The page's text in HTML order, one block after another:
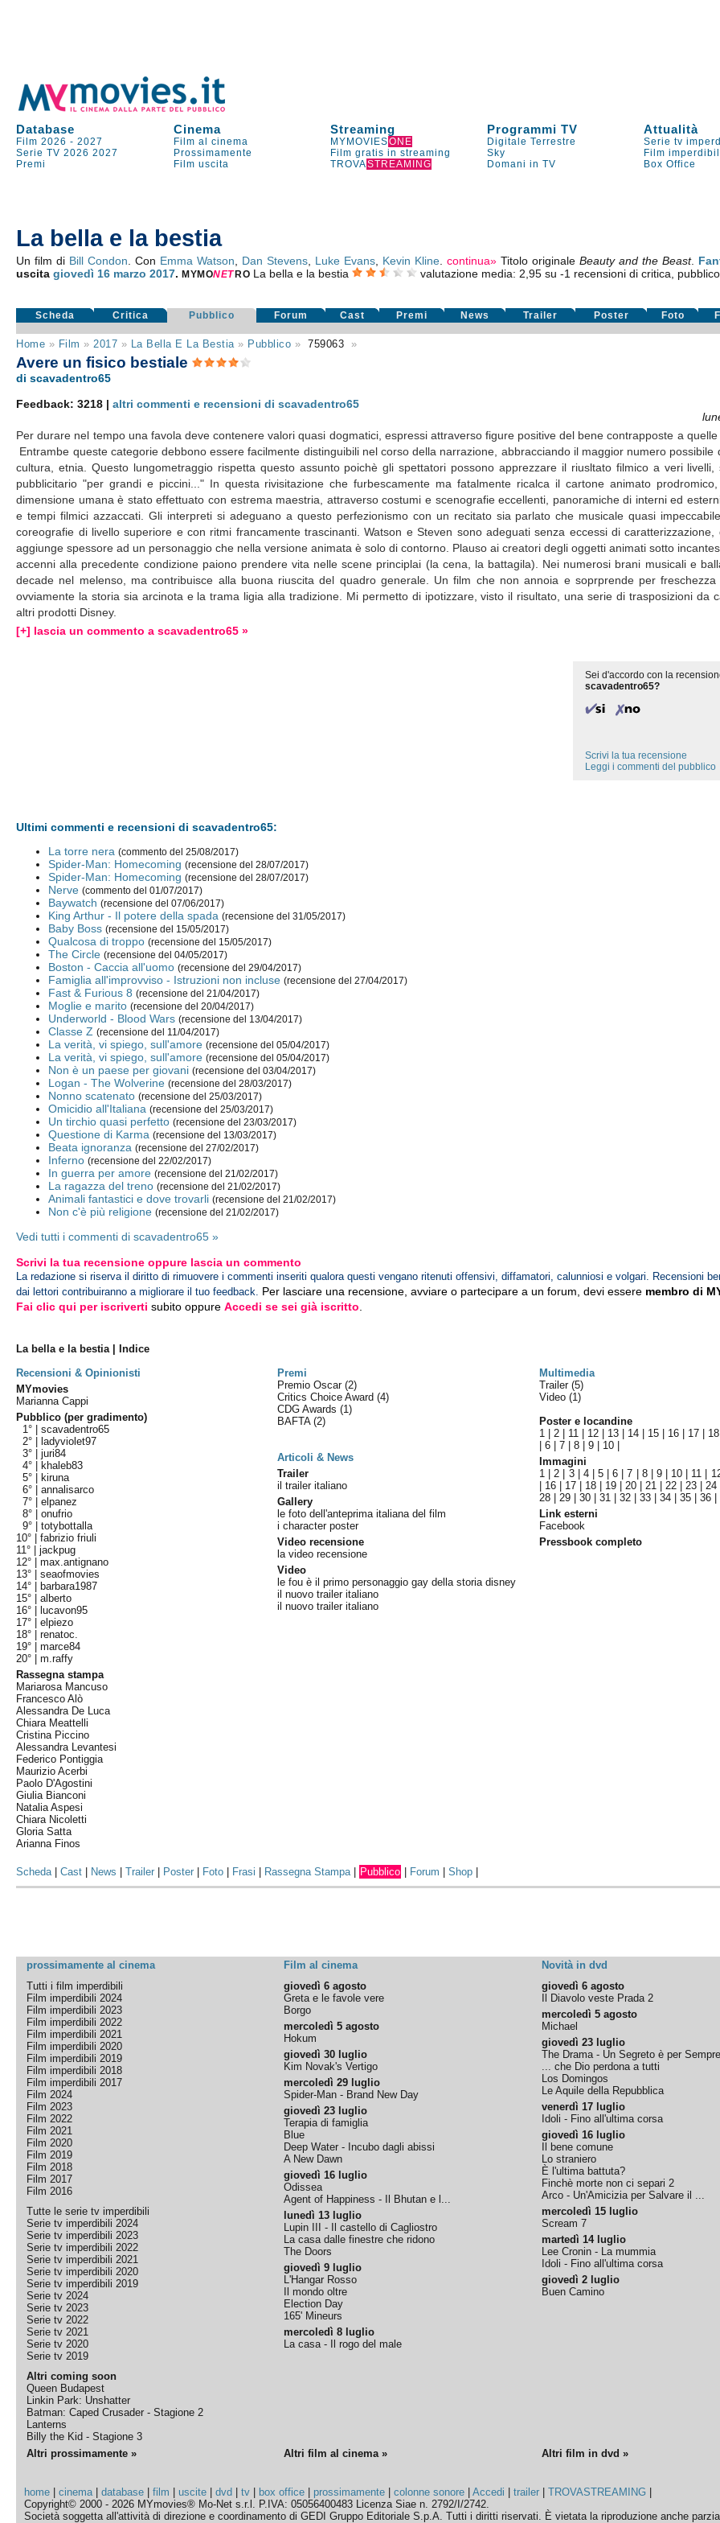
Database Cinema Streaming Programmi TV Attualità
Film 2026 -2027 Film al cinema MYMOVIESONE Digitale Terrestre Serie tv
Serie TV 2026 2027 Prossimamente Film gratis in streaming Sky Film
Premi
Film uscita TROVASTREAMING Domani in TV Box Office
La bella e la bestia
Un film di Bill Condon . Con Emma Watson Dan Stevens Luke Evans Kevin Kline .continua» Titolo originaleBeauty and the Beast.
uscitagiovedì 16 marzo 2017.MYMONET RO La bella e la bestia valutazione media: 2,95 su -1 recensioni di critica,
Scheda Critica Pubblico Forum Cast Premi News Trailer Poster Foto
Home » Film » 2017 » La Bella E La Bestia» Pubblico » 759063 »
Avere un fisico bestiale
di scavadentro65
Feedback: 3218 |altri commenti e recensioni di scavadentro65
Per durare nel tempo una favola deve contenere valori quasi dogmatici, espressi attraverso figure positive del bene contrapposte a quelle
Entrambe queste categorie debbono essere facilmente distinguibili nel corso della narrazione, abbracciando il maggior numero possibile
cultura, etnia. Questo lungometraggio rispetta questo assunto poichè gli spettatori possono apprezzare il riusltato filmico a veri livelli,
pubblicitario "per grandi e piccini..." In questa rivisitazione che furbescamente ma fatalmente ricalca il cartone animato
dimensione umana è stato effettuato con estrema maestria, attraverso costumi e scenografie eccellenti, panoramiche di interni ed
e tempi filmici azzaccati. Gli interpreti si adeguano a questo perfezionismo con un recitato sia parlato che musicale quasi
coreografie di livello superiore e con ritmi francamente trascinanti. Watson e Steven sono adeguati senza eccessi di
aggiunge spessore ad un personaggio che nella versione animata è solo di contorno. Plauso ai creatori degli oggetti animati sotto
accenni alla precedente condizione paiono prendere vita nelle scene principlai (la cena, la battagila). Nei numerosi brani musicali e
decade nel melenso, ma contribuisce alla buona riuscita del quadro generale. Un film che non annoia e soprprende per
ovviamente la storia sia arcinota e la trama ligia alla tradizione. Mi permetto di ipotizzare, visto il risultato, una serie di trasposizioni da
altri prodotti Disney.
[+] lascia un commento a scavadentro65 »
Sei d'accordo con la
scavadentro65?
Scrivi la tua recensione
Leggi i commenti del pubblico
Ultimi commenti e recensioni di scavadentro65:
La torre nera (commento del 25/08/2017)
Spider-Man: Homecoming (recensione del 28/07/2017)
Spider-Man: Homecoming (recensione del 28/07/2017)
Nerve (commento del 01/07/2017)
Baywatch (recensione del 07/06/2017)
King Arthur - Il potere della spada (recensione del 31/05/2017)
Baby Boss (recensione del 15/05/2017)
Qualcosa di troppo (recensione del 15/05/2017)
The Circle (recensione del 04/05/2017)
Boston - Caccia all'uomo (recensione del 29/04/2017)
Famiglia all'improvviso - Istruzioni non incluse (recensione del 27/04/2017)
Fast & Furious 8 (recensione del 21/04/2017)
Moglie e marito (recensione del 20/04/2017)
Underworld - Blood Wars (recensione del 13/04/2017)
Classe Z (recensione del 11/04/2017)
La verità, vi spiego, sull'amore (recensione del 05/04/2017)
La verità, vi spiego, sull'amore (recensione del 05/04/2017)
Non è un paese per giovani (recensione del 03/04/2017)
Logan - The Wolverine (recensione del 28/03/2017)
Nonno scatenato (recensione del 25/03/2017)
Omicidio all'Italiana (recensione del 25/03/2017)
Un tirchio quasi perfetto (recensione del 23/03/2017)
Questione di Karma (recensione del 13/03/2017)
Beata ignoranza (recensione del 27/02/2017)
Inferno (recensione del 22/02/2017)
In guerra per amore (recensione del 21/02/2017)
La ragazza del treno (recensione del 21/02/2017)
Animali fantastici e dove trovarli (recensione del 21/02/2017)
Non c'è più religione (recensione del 21/02/2017)
Vedi tutti i commenti di scavadentro65 »
Scrivi la tua recensione oppure lascia un commento
La redazione si riserva il diritto di rimuovere i commenti inseriti qualora questi vengano ritenuti offensivi, diffamatori, calunniosi e volgari. Recensioni
dai lettori contribuiranno a migliorare il tuo feedback. Per lasciare una recensione, avviare o partecipare a un forum, devi essere membro di
Fai clic qui per iscriverti subito oppureAccedi se sei già iscritto
La bella e la bestia | Indice
Recensioni & Opinionisti
Premi Multimedia
MYmovies
Marianna Cappi
Pubblico (per gradimento)
1° |scavadentro65
2° |
ladyviolet97
3° |juri84
4° |
khaleb83
5° |
kiruna
6° |annalisarco
7° |elpanez
8° |onufrio
9° |totybottalla
10° |fabrizio friuli
11° |jackpug
12° |max.antignano
13° |seaofmovies
14° |
barbara1987
15° |alberto
16° |
lucavon95
17° |elpiezo
18° |renatoc.
19° |marce84
20° |m.raffy
Rassegna stampa
Mariarosa Mancuso
Francesco Alò
Alessandra De Luca
Chiara Meattelli
Cristina Piccino
Alessandra Levantesi
Federico Pontiggia
Maurizio Acerbi
Paolo D'Agostini
Giulia Bianconi
Natalia Aspesi
Chiara Nicoletti
Gloria Satta
Arianna Finos
Premio Oscar(2)
Critics Choice Award(4)
CDG Awards(1)
BAFTA(2)
Articoli & News
Trailer
il trailer italiano
Gallery
le foto dell'anteprima italiana del film
i character poster
Video recensione
la video recensione
Video
le fou è il primo personaggio gay della storia disney
il nuovo trailer italiano
il nuovo trailer italiano
Trailer (5)
Video (1)
Poster e locandine
1 |2 11 12 13 14 15 16 17 18
|6 |7 |8 |9 10
Immagini
1 |2 3| 4|5 |6 |7 8| 9| 10 11
16 17 18 19 |20 |21 |22 |23 |24
28 |29 |30 |31 |32 |33 |34 |35 |36 |
Link esterni
Facebook
Pressbook completo
Scheda|Cast News |Trailer Poster Foto Frasi Rassegna Stampa| Pubblico Forum |Shop
prossimamente al cinema Film al cinema Novità in dvd
Tutti i film imperdibili
Film imperdibili 2024
Film imperdibili 2023
Film imperdibili 2022
Film imperdibili 2021
Film imperdibili 2020
Film imperdibili 2019
Film imperdibili 2018
Film imperdibili 2017
Film 2024
Film 2023
Film 2022
Film 2021
Film 2020
Film 2019
Film 2018
Film 2017
Film 2016
Tutte le serie tv imperdibili
Serie tv imperdibili 2024
Serie tv imperdibili 2023
Serie tv imperdibili 2022
Serie tv imperdibili 2021
Serie tv imperdibili 2020
Serie tv imperdibili 2019
Serie tv 2024
Serie tv 2023
Serie tv 2022
Serie tv 2021
Serie tv 2020
Serie tv 2019
Altri coming soon
Queen Budapest
Linkin Park: Unshatter
Batman: Caped Crusader - Stagione 2
Lanterns
Billy the Kid - Stagione 3
giovedì 6 agosto
Greta e le favole vere
Borgo
mercoledì 5 agosto
Hokum
giovedì 30 luglio
Kim Novak's Vertigo
mercoledì 29 luglio
Spider-Man - Brand New Day
giovedì 23 luglio
Terapia di famiglia
Blue
Deep Water - Incubo dagli abissi
A New Dawn
giovedì 16 luglio
Odissea
Agent of Happiness - Il Bhutan e l...
lunedì 13 luglio
Lupin III - Il castello di Cagliostro
La casa dalle finestre che ridono
The Doors
giovedì 9 luglio
L'Hangar Rosso
Il mondo oltre
Election Day
165' Mineurs
mercoledì 8 luglio
La casa - Il rogo del male
giovedì 6 agosto
Il Diavolo veste Prada 2
mercoledì 5 agosto
Michael
giovedì 23 luglio
The Drama - Un Segreto è per Sempre
... che Dio perdona a tutti
Los Domingos
Le Aquile della Repubblica
venerdì 17 luglio
Idoli - Fino all'ultima corsa
giovedì 16 luglio
Il bene comune
Lo straniero
È l'ultima battuta?
Finchè morte non ci separi 2
Arco - Un'Amicizia per Salvare il ...
mercoledì 15 luglio
Scream 7
martedì 14 luglio
Lee Cronin - La mummia
Idoli - Fino all'ultima corsa
giovedì 2 luglio
Buen Camino
Altri prossimamente » Altri film al cinema » Altri film in dvd »
home |cinema|database |film |uscite |dvd |tv box office prossimamente |colonne sonore |Accedi |trailer |TROVASTREAMING
Copyright© 2000 - 2026 MYmovies® Mo-Net s.r.l. P.IVA: 05056400483 Licenza Siae n. 2792/I/2742.
Società soggetta all'attività di direzione e coordinamento di GEDI Gruppo Editoriale S.p.A. Tutti i diritti riservati. È vietata la riproduzione anche